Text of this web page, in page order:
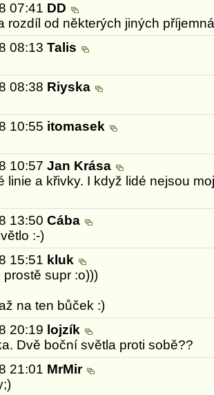
07:41 DD
rozdíl od některých jiných
08:13Talis
08:38 Riyska
10:55 itomasek
10:57Jan Krása
linie a křivky. I když lidé nejsou
13:50Cába
:-)
15:51 kluk
prostě supr :o)))
na ten bůček :)
20:19 lojzík
Dvě boční světla proti sobě??
21:01 MrMir